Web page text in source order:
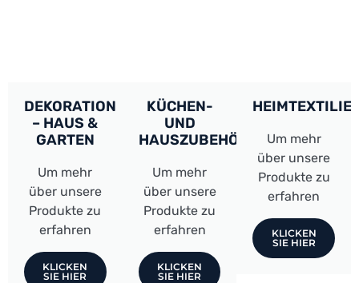
DEKORATION
– HAUS &
GARTEN
Um mehr
über unsere
Produkte zu
erfahren
KLICKEN
SIE HIER
KÜCHEN-
UND
HAUSZUBEHÖR
Um mehr
über unsere
Produkte zu
erfahren
KLICKEN
SIE HIER
Um mehr
über unsere
Produkte zu
erfahren
KLICKEN
SIE HIER